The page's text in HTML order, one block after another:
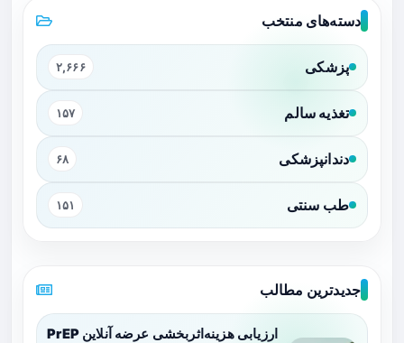
دسته‌های منتخب
پزشکی ۲,۶۶۶
تغذیه سالم ۱۵۷
دندانپزشکی ۶۸
طب سنتی ۱۵۱
جدیدترین مطالب
ارزیابی هزینه‌اثربخشی عرضه آنلاین PrEP